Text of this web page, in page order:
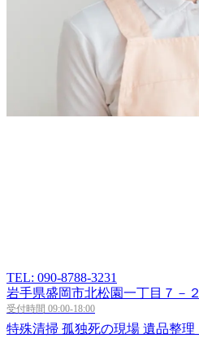
TEL: 090-8788-3231
岩手県盛岡市北松園一丁目７－２
受付時間 09:00-18:00
特殊清掃 孤独死の現場 遺品整理